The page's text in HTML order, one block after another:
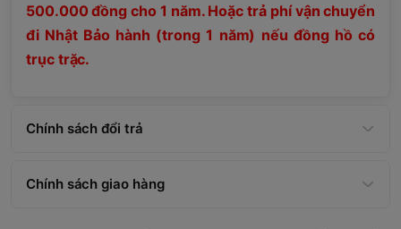
500.000 đồng cho 1 năm. Hoặc trả phí vận chuyển
đi Nhật Bảo hành (trong 1 năm) nếu đồng hồ có
trục trặc.
Chính sách đổi trả
Chính sách giao hàng